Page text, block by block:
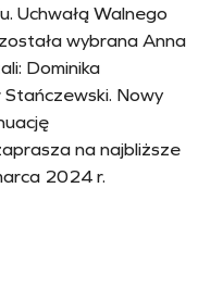
Uchwałą Walnego
wybrana Anna
Dominika
Nowy
na najbliższe
2024 r.